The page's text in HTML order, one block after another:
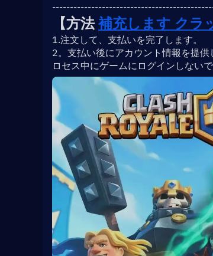
【方法 補充します クラ
1.注文して、支払いを完了します。
2。支払い後にアカウント情報を提
ロセス中にゲームにログインしないで